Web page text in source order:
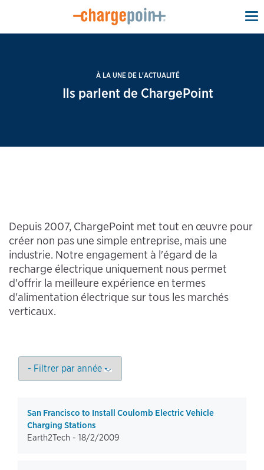
À LA UNE DE L'ACTUALITÉ
Ils parlent de ChargePoint
Depuis 2007, ChargePoint met tout en œuvre pour
créer non pas une simple entreprise, mais une
industrie. Notre engagement à l'égard de la
recharge électrique uniquement nous permet
d'offrir la meilleure expérience en termes
d'alimentation électrique sur tous les marchés
verticaux.
San Francisco to Install Coulomb Electric Vehicle
Charging Stations
Earth2Tech - 18/2/2009